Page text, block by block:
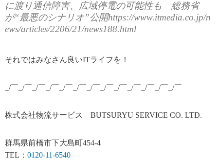
に渡り通信障害、広域停電の可能性も 総務省
が“最悪のシナリオ”公開https://www.itmedia.co.jp/n
ews/articles/2206/21/news188.html
それではみなさん良いITライフを！
_/￣_/￣_/￣_/￣_/￣_/￣_/￣_/￣_/￣_/￣_/￣_/￣_/￣
株式会社物流サービス BUTSURYU SERVICE CO. LTD.
群馬県前橋市下大島町454-4
TEL： 0120-11-6540